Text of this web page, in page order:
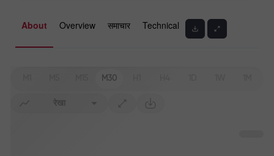
About Overview समाचार Technical
M30
रेखा